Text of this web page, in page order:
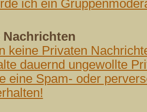
ich ein
Nachrichten
keine Privaten
dauernd ungewollte
eine Spam- oder